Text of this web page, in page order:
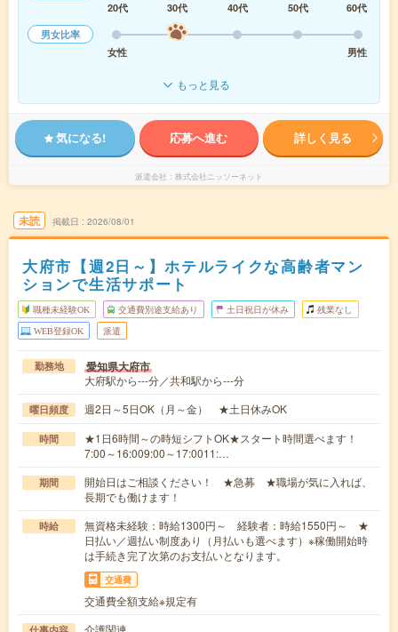
20代
30代 40代 50代
60代
男女比率
女性
男性
もっと見る
気になる! 応募へ進む 詳しく見る
派遣会社 株式会社ニッソーネット
未読 掲載日 2026/08/01
大府市【週2日～】ホテルライクな高齢者マン
ションで生活サポート
職種未経験OK 交通費別途支給あり 土日祝日が休み 残業なし
WEB登録OK 派遣
勤務地 愛知県大府市
大府駅から---分／共和駅から---分
曜日頻度 週2日～5日OK（月～金） ★土日休みOK
時間
★1日6時間～の時短シフトOK★スタート時間選べます！
7:00～16:009:00～17:0011:…
期間
開始日はご相談ください！ ★急募 ★職場が気に入れば、
長期でも働けます！
時給
無資格未経験：時給1300円～ 経験者：時給1550円～ ★
日払い／週払い制度あり（月払いも選べます）※稼働開始時
は手続き完了次第のお支払いとなります。
交通費
交通費全額支給※規定有